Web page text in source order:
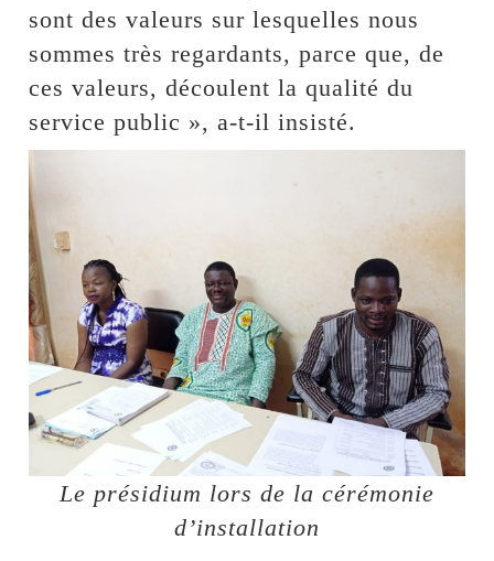
sont des valeurs sur lesquelles nous
sommes très regardants, parce que, de
ces valeurs, découlent la qualité du
service public », a-t-il insisté.
Le présidium lors de la cérémonie
d’installation